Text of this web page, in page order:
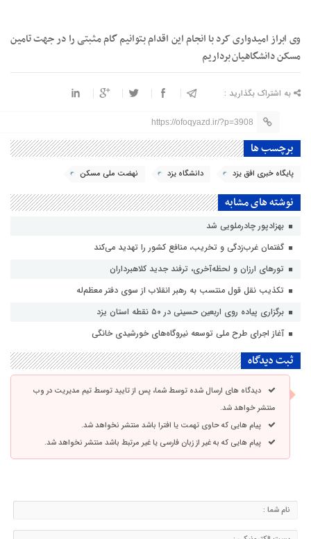
وی ابراز امیدواری کرد با انجام این اقدام بتوانیم گام مثبتی را در جهت تامین
مسکن دانشگاهیان برداریم
به اشتراک بگذارید :
https://ofoqyazd.ir/?p=3908
برچسب ها
پایگاه خبری افق یزد دانشگاه یزد نهضت ملی مسکن
نوشته های مشابه
بهزادپور چادرملویی شد
گفتمان غرب‌زدگی و تخریب، منافع کشور را تهدید می‌کند
تورهای ارزان و لحظه‌آخری، ترفند جدید کلاهبرداران
تکذیب نقل قول منتسب به رهبر انقلاب از سوی دفتر معظم‌له
برگزاری پیاده روی اربعین حسینی در ۵۰ نقطه استان یزد
آغاز اجرای طرح ملی توسعه نیروگاه‌های خورشیدی خانگی
ثبت دیدگاه
دیدگاه های ارسال شده توسط شما، پس از تایید توسط تیم مدیریت در وب
منتشر خواهد شد.
پیام هایی که حاوی تهمت یا افترا باشد منتشر نخواهد شد.
پیام هایی که به غیر از زبان فارسی یا غیر مرتبط باشد منتشر نخواهد شد.